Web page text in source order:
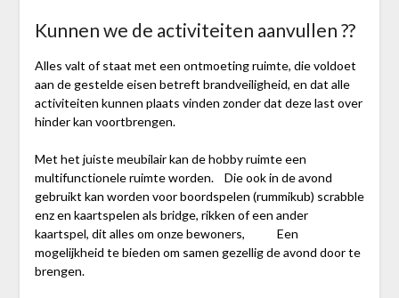
Kunnen we de activiteiten aanvullen ??
Alles valt of staat met een ontmoeting ruimte, die voldoet
aan de gestelde eisen betreft brandveiligheid, en dat alle
activiteiten kunnen plaats vinden zonder dat deze last over
hinder kan voortbrengen.
Met het juiste meubilair kan de hobby ruimte een
multifunctionele ruimte worden. Die ook in de avond
gebruikt kan worden voor boordspelen (rummikub) scrabble
enz en kaartspelen als bridge, rikken of een ander
kaartspel, dit alles om onze bewoners, Een
mogelijkheid te bieden om samen gezellig de avond door te
brengen.